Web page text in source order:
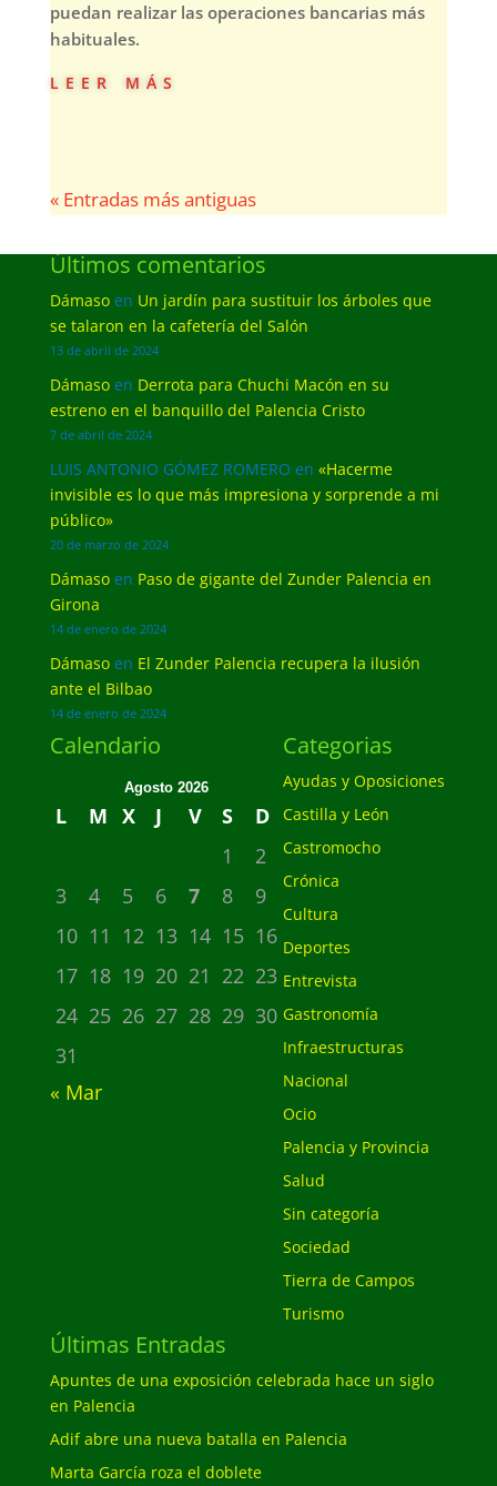
puedan realizar las operaciones bancarias más
habituales.
leer más
« Entradas más antiguas
Últimos comentarios
Dámasoen Un jardín para sustituir los árboles que
se talaron en la cafetería del Salón
13 de abril de 2024
Dámasoen Derrota para Chuchi Macón en su
estreno en el banquillo del Palencia Cristo
7 de abril de 2024
LUIS ANTONIO GÓMEZ ROMERO en «Hacerme
invisible es lo que más impresiona y sorprende a mi
público»
20 de marzo de 2024
Dámasoen Paso de gigante del Zunder Palencia en
Girona
14 de enero de 2024
Dámasoen El Zunder Palencia recupera la ilusión
ante el Bilbao
14 de enero de 2024
Calendario
Agosto 2026
L M X J V S
D
1
2
3
4 5 6 7 8
9
10 11 12 13 14 15 16
17 18 19 20 21 22 23
24 25 26 27 28 29 30
31
« Mar
Categorias
Ayudas y Oposiciones
Castilla y León
Castromocho
Crónica
Cultura
Deportes
Entrevista
Gastronomía
Infraestructuras
Nacional
Ocio
Palencia y Provincia
Salud
Sin categoría
Sociedad
Tierra de Campos
Turismo
Últimas Entradas
Apuntes de una exposición celebrada hace un siglo
en Palencia
Adif abre una nueva batalla en Palencia
Marta García roza el doblete